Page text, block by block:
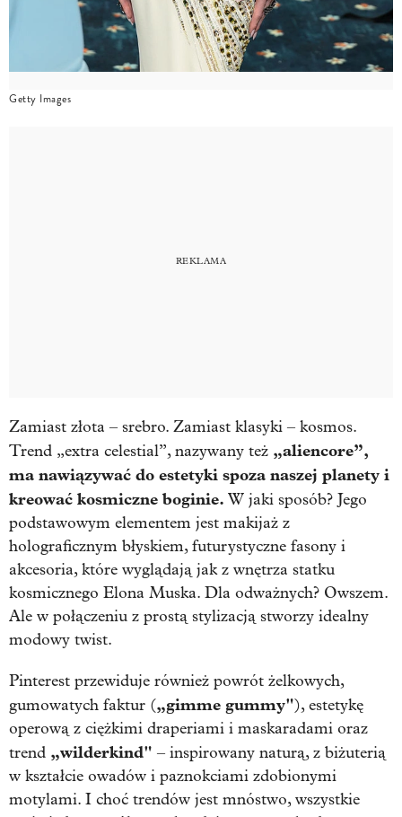
Getty Images
Zamiast złota – srebro. Zamiast klasyki – kosmos.
Trend „extra celestial”, nazywany też „aliencore”,
ma nawiązywać do estetyki spoza naszej planety i
kreować kosmiczne boginie. W jaki sposób? Jego
podstawowym elementem jest makijaż z
holograficznym błyskiem, futurystyczne fasony i
akcesoria, które wyglądają jak z wnętrza statku
kosmicznego Elona Muska. Dla odważnych? Owszem.
Ale w połączeniu z prostą stylizacją stworzy idealny
modowy twist.
Pinterest przewiduje również powrót żelkowych,
gumowatych faktur („gimme gummy"), estetykę
operową z ciężkimi draperiami i maskaradami oraz
trend „wilderkind" – inspirowany naturą, z biżuterią
w kształcie owadów i paznokciami zdobionymi
motylami. I choć trendów jest mnóstwo, wszystkie